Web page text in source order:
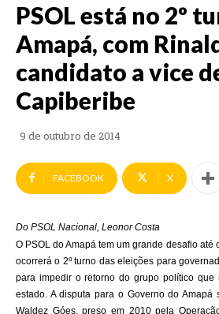
PSOL está no 2º
Amapá, com
candidato a vice
Capiberibe
9 de outubro de 2014
FACEBOOK X
Do PSOL Nacional, Leonor Costa
O PSOL do Amapá tem um grande desafio
ocorrerá o 2º turno das eleições para
para impedir o retorno do grupo político que
estado. A disputa para o Governo do Amapá
Waldez Góes, preso em 2010 pela